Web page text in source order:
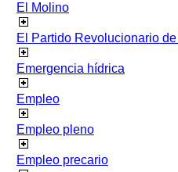
El Molino
El Partido Revolucionario
Emergencia hídrica
Empleo
Empleo pleno
Empleo precario